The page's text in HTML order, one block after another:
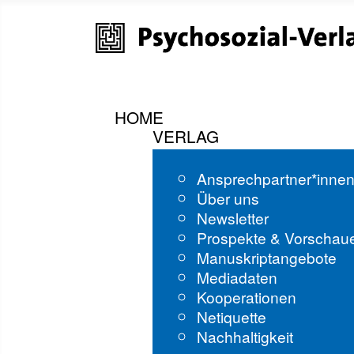
HOME
VERLAG
Über uns
Newsletter
Prospekte &
Manuskriptangebote
Mediadaten
Kooperationen
Netiquette
Nachhaltigkeit